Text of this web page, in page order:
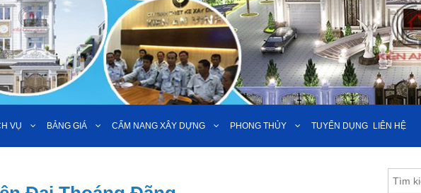
VỤ BẢNG GIÁ CẨM NANG XÂY DỰNG PHONG THỦY TUYỂN DỤNG LIÊN HỆ